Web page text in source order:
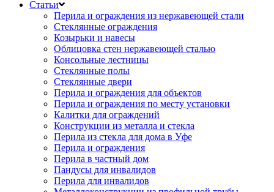
Статьи
Перила и ограждения из нержавеющей стали
Стеклянные ограждения
Козырьки и навесы
Облицовка стен нержавеющей сталью
Консольные лестницы
Стеклянные полы
Стеклянные двери
Перила и ограждения для объектов
Перила и ограждения по месту установки
Калитки для ограждений
Конструкции из металла и стекла
Перила из стекла для дома в Уфе
Перила и ограждения
Перила в частный дом
Пандусы для инвалидов
Перила для инвалидов